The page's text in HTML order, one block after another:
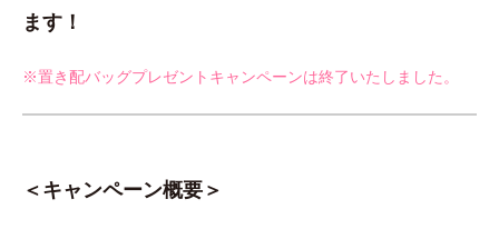
ます！
※置き配バッグプレゼントキャンペーンは終了いたしました。
＜キャンペーン概要＞